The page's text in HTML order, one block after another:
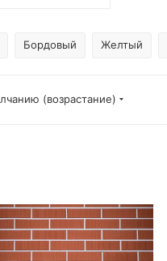
Бордовый Желтый
(возрастание)